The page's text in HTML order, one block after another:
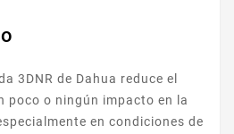
3DNR de Dahua reduce el
poco o ningún impacto en la
en condiciones de